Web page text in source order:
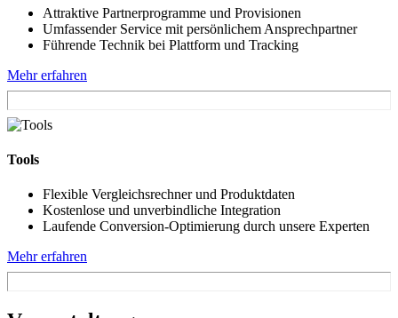
Attraktive Partnerprogramme und Provisionen
Umfassender Service mit persönlichem Ansprechpartner
Führende Technik bei Plattform und Tracking
Mehr erfahren
Tools
Flexible Vergleichsrechner und Produktdaten
Kostenlose und unverbindliche Integration
Laufende Conversion-Optimierung durch unsere Experten
Mehr erfahren